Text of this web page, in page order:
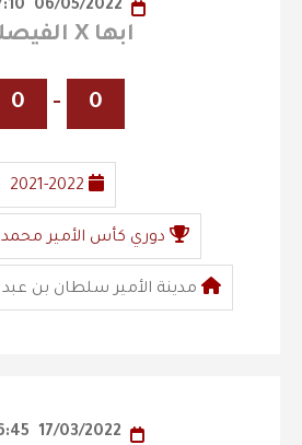
ابها X الفيصلي
0
-
0
2021-2022
دوري كأس الأمير
مدينة الأمير سلطان بن عبد